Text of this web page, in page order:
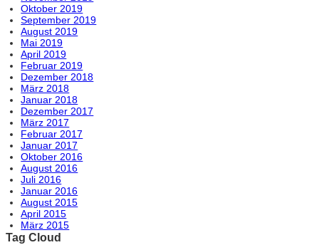
Oktober 2019
September 2019
August 2019
Mai 2019
April 2019
Februar 2019
Dezember 2018
März 2018
Januar 2018
Dezember 2017
März 2017
Februar 2017
Januar 2017
Oktober 2016
August 2016
Juli 2016
Januar 2016
August 2015
April 2015
März 2015
Tag Cloud